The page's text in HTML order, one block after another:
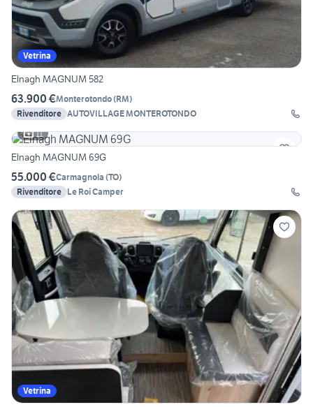
Vetrina
Elnagh MAGNUM 582
63.900 €Monterotondo(RM)
Rivenditore AUTOVILLAGE MONTEROTONDO
11
Elnagh MAGNUM 69G
55.000 €Carmagnola (TO)
Rivenditore Le Roi Camper
Vetrina